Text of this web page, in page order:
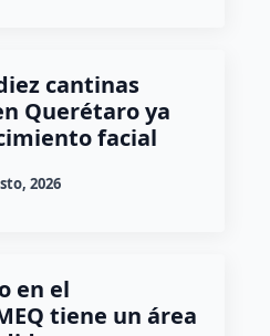
cantinas
Querétaro ya
facial
2026
en el
tiene un área